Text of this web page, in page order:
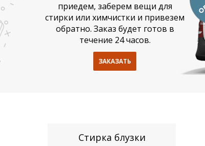
приедем, заберем вещи для
стирки или химчистки и привезем
обратно. Заказ будет готов в
течение 24 часов.
ЗАКАЗАТЬ
Стирка блузки